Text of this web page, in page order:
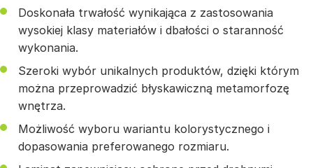
Doskonała trwałość wynikająca z zastosowania
wysokiej klasy materiałów i dbałości o staranność
wykonania.
Szeroki wybór unikalnych produktów, dzięki którym
można przeprowadzić błyskawiczną metamorfozę
wnętrza.
Możliwość wyboru wariantu kolorystycznego i
dopasowania preferowanego rozmiaru.